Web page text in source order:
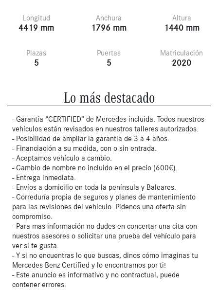
Longitud
4419 mm
Anchura
1796 mm
Altura
1440 mm
Plazas
5
Puertas
5
Matriculación
2020
Lo más destacado
- Garantía “CERTIFIED” de Mercedes incluida. Todos nuestros
vehículos están revisados en nuestros talleres autorizados.
- Posibilidad de ampliar la garantía de 3 a 4 años.
- Financiación a su medida, con o sin entrada.
- Aceptamos vehículo a cambio.
- Cambio de nombre no incluido en el precio (600€).
- Entrega inmediata.
- Envíos a domicilio en toda la península y Baleares.
- Correduría propia de seguros y planes de mantenimiento
para las revisiones del vehículo. Pídenos una oferta sin
compromiso.
- Para mas información no dudes en concertar una cita con
nuestros asesores o solicitar una prueba del vehículo para
ver si te gusta.
- Y si no encuentras lo que buscas, dinos cómo imaginas tu
Mercedes Benz Certified y lo encontramos por ti!
- Este anuncio es informativo y no contractual, puede
contener errores.